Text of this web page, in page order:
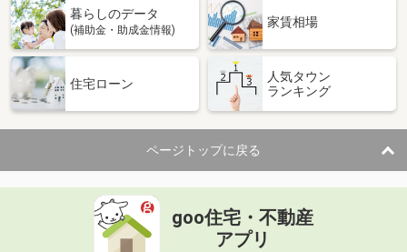
暮らしのデータ
(補助金・助成金情報)
家賃相場
住宅ローン
人気タウン
ランキング
ページトップに戻る
goo住宅・不動産
アプリ